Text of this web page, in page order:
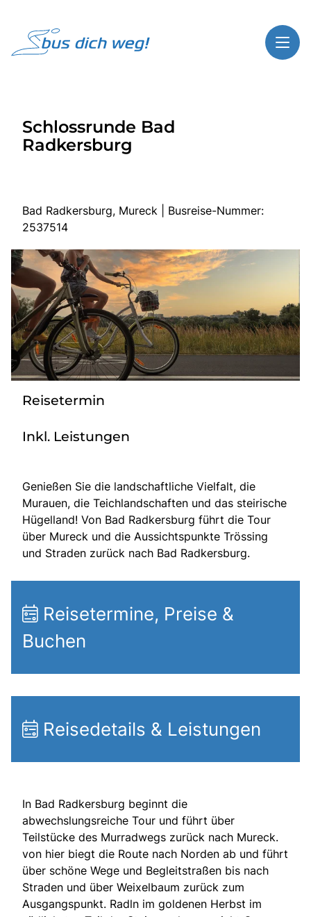
Highlights
Service
Busreisen
Bus mieten
Gutscheinshop
Über bus dich weg!
Radio!
Sie befinden sich in:
Österreich
Heimatland ändern:
Deutschland
Schlossrunde Bad
Radkersburg
Bad Radkersburg, Mureck | Busreise-Nummer:
2537514
Reisetermin
Inkl. Leistungen
Genießen Sie die landschaftliche Vielfalt, die
Murauen, die Teichlandschaften und das steirische
Hügelland! Von Bad Radkersburg führt die Tour
über Mureck und die Aussichtspunkte Trössing
und Straden zurück nach Bad Radkersburg.
Reisetermine, Preise &
Buchen
Reisedetails & Leistungen
In Bad Radkersburg beginnt die
abwechslungsreiche Tour und führt über
Teilstücke des Murradwegs zurück nach Mureck.
von hier biegt die Route nach Norden ab und führt
über schöne Wege und Begleitstraßen bis nach
Straden und über Weixelbaum zurück zum
Ausgangspunkt. Radln im goldenen Herbst im